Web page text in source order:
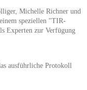
Michelle Richner und
speziellen "TIR-
Experten zur Verfügung
ausführliche Protokoll